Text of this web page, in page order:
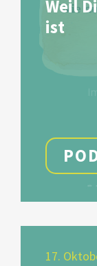
Weil
ist
17.